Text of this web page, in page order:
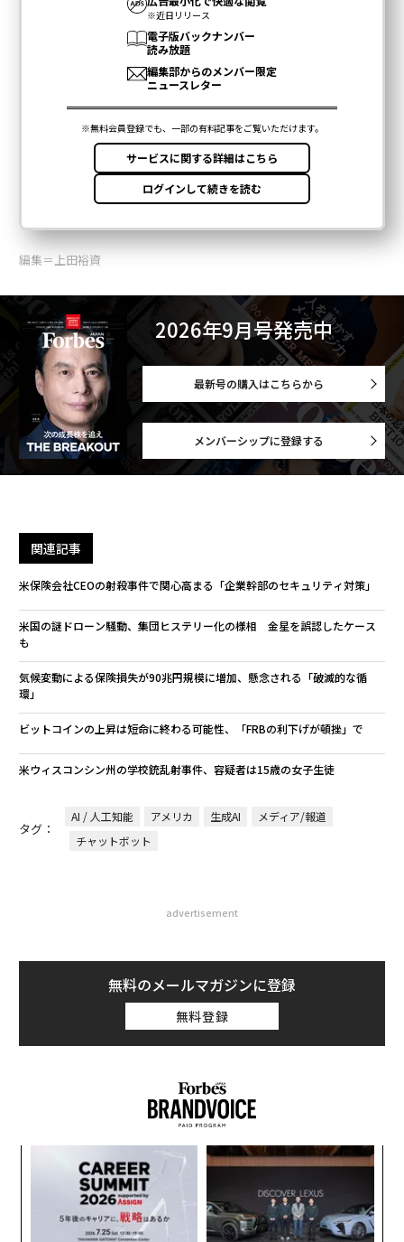
編集＝上田裕資
2026年9月号発売中
最新号の購入はこちらから
メンバーシップに登録する
関連記事
米保険会社CEOの射殺事件で関心高まる「企業幹部のセキュリティ対策」
米国の謎ドローン騒動、集団ヒステリー化の様相 金星を誤認したケース
も
気候変動による保険損失が90兆円規模に増加、懸念される「破滅的な循
環」
ビットコインの上昇は短命に終わる可能性、「FRBの利下げが頓挫」で
米ウィスコンシン州の学校銃乱射事件、容疑者は15歳の女子生徒
タグ：
AI / 人工知能 アメリカ 生成AI
メディア/報道
チャットボット
advertisement
無料のメールマガジンに登録
無料登録